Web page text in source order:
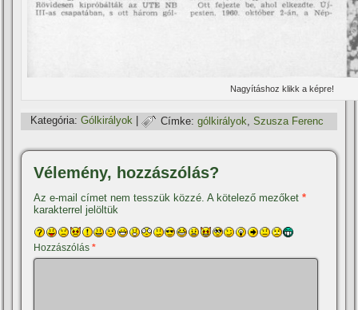
Nagyí­táshoz klikk a képre!
Kategória: Gólkirályok | Címke: gólkirályok ,Szusza Ferenc
Vélemény, hozzászólás?
Az e-mail címet nem tesszük közzé. A kötelező mezőket*
karakterrel jelöltük
Hozzászólás*